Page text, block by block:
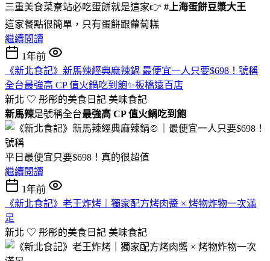
三重美食菜寮站必吃蛋餅就是這家👉 #上海蛋餅豆漿大王
這家餐點很簡單，只有蛋餅跟蘿蔔糕
繼續閱讀
1年前
《新北食記》新馬辣經典麻辣鍋 最便宜一人只要$698！號稱
全台最強高 CP 值火鍋吃到飽✨板橋遠百店
新北 ♡ 彤彤的美食日記 美味食記
新馬辣是號稱全台最強高 CP 值火鍋吃到飽
平日最便宜只要$698！真的很超值
繼續閱讀
1年前
《新北食記》老王炸烤｜獨家配方烤肉醬 × 烤物炸物一次滿
足
新北 ♡ 彤彤的美食日記 美味食記